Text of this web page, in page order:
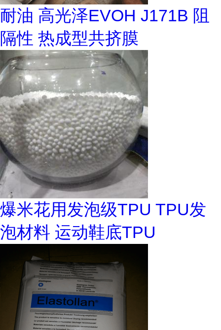
耐油 高光泽EVOH J171B 阻
隔性 热成型共挤膜
爆米花用发泡级TPU TPU发
泡材料 运动鞋底TPU